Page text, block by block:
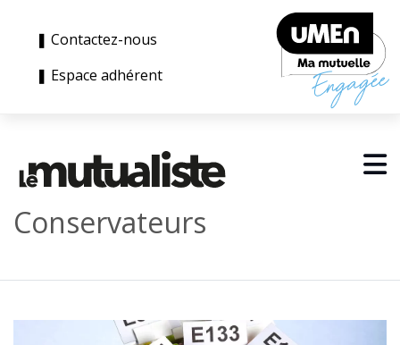
❚ Contactez-nous
❚ Espace adhérent
Conservateurs